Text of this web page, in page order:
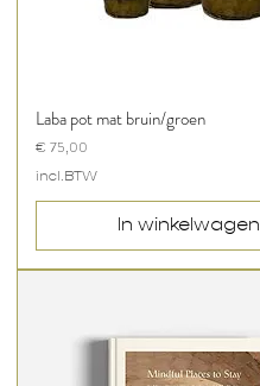
Laba pot mat bruin/groen
Prijs
€ 75,00
incl.BTW
In winkelwagen